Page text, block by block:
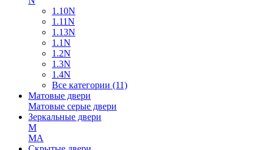
1.10N
1.11N
1.13N
1.1N
1.2N
1.3N
1.4N
Все категории (11)
Матовые двери
Матовые серые двери
Зеркальные двери
M
MA